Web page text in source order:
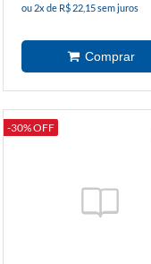
ou 2x de R$ 22,15 sem juros
-30% OFF